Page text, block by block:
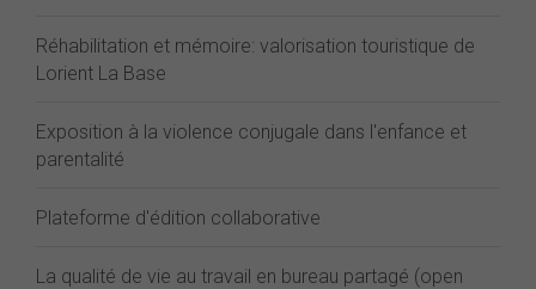
Réhabilitation et mémoire: valorisation touristique de
Lorient La Base
Exposition à la violence conjugale dans l'enfance et
parentalité
Plateforme d'édition collaborative
La qualité de vie au travail en bureau partagé (open